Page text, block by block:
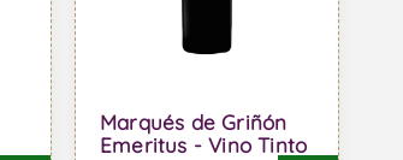
Marqués de Griñón
Emeritus - Vino Tinto